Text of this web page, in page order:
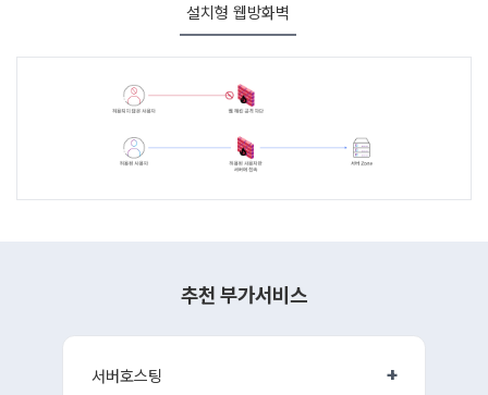
설치형 웹방화벽
추천 부가서비스
서버호스팅
+